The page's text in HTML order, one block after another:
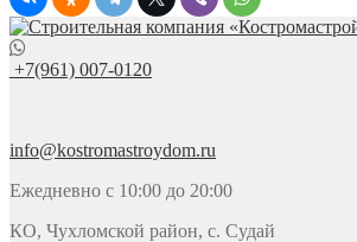
+7(961) 007-0120
info@kostromastroydom.ru
Ежедневно с 10:00 до 20:00
КО, Чухломской район, с. Судай